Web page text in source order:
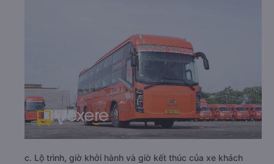
c. Lộ trình, giờ khởi hành và giờ kết thúc của xe khách